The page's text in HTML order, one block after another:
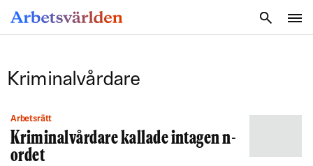
Kriminalvårdare
Arbetsrätt
Kriminalvårdare kallade intagen n-
ordet